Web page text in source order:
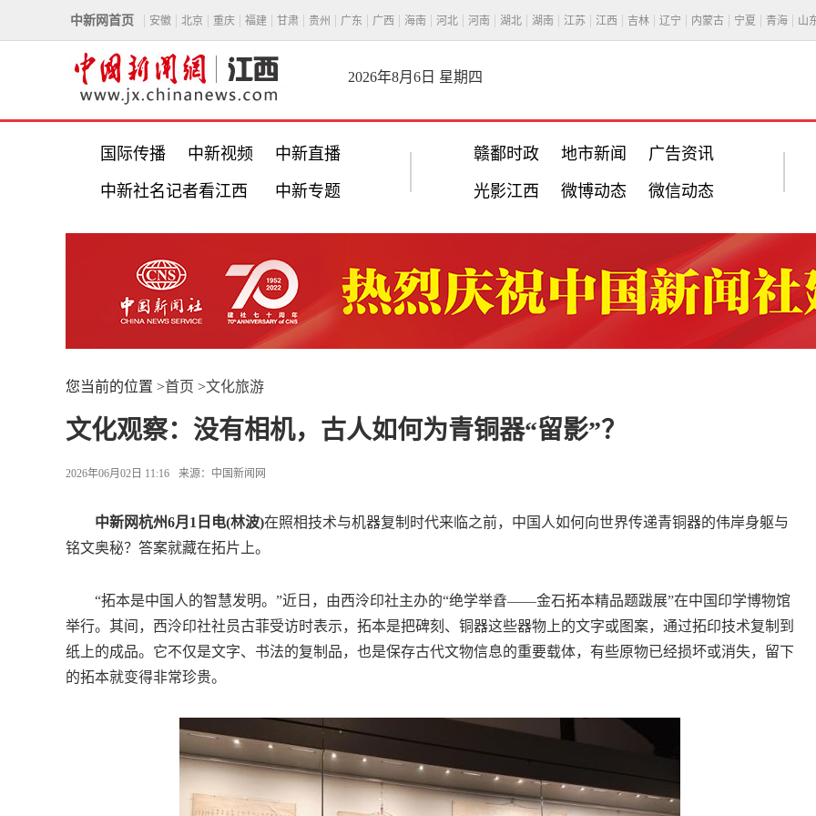
中新网首页 安徽 北京 重庆 福建 甘肃 贵州 广东 广西 海南 河北 河南 湖北 湖南 江苏 江西 吉林 辽宁 内蒙古 宁夏 青海 山
2026年8月6日 星期四
国际传播 中新视频 中新直播
中新社名记者看江西 中新专题
赣鄱时政 地市新闻 广告资讯
光影江西 微博动态 微信动态
您当前的位置 >首页 >文化旅游
文化观察：没有相机，古人如何为青铜器“留影”？
2026年06月02日 11:16 来源： 中国新闻网
中新网杭州6月1日电(林波)在照相技术与机器复制时代来临之前，中国人如何向世界传递青铜器的伟岸身躯与
铭文奥秘？答案就藏在拓片上。
“拓本是中国人的智慧发明。”近日，由西泠印社主办的“绝学举孴——金石拓本精品题跋展”在中国印学博物馆
举行。其间，西泠印社社员古菲受访时表示，拓本是把碑刻、铜器这些器物上的文字或图案，通过拓印技术复制到
纸上的成品。它不仅是文字、书法的复制品，也是保存古代文物信息的重要载体，有些原物已经损坏或消失，留下
的拓本就变得非常珍贵。